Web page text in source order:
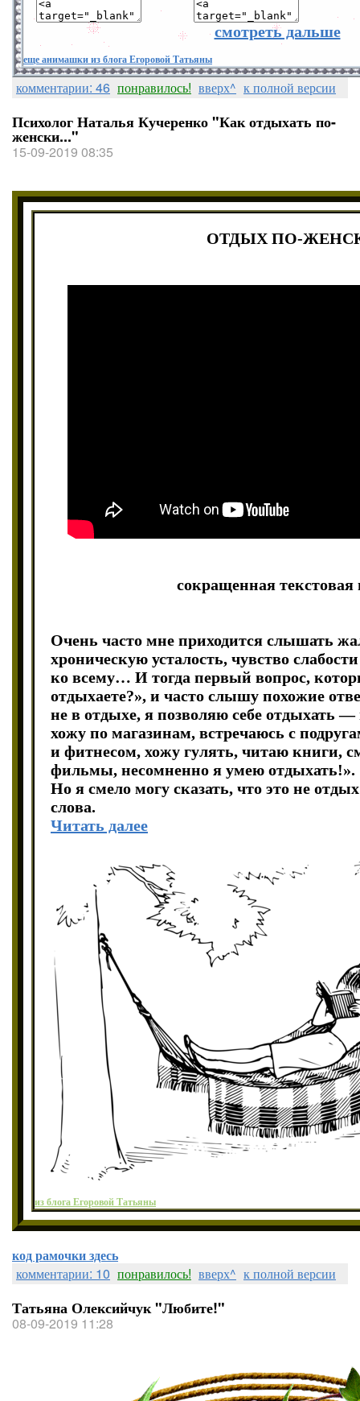
смотреть дальше
еще анимашки из блога Егоровой Татьяны
комментарии: 46 понравилось! вверх^ к полной версии
Психолог Наталья Кучеренко "Как отдыхать по-
женски..."
15-09-2019 08:35
ОТДЫХ ПО-
сокращенная текстовая
Очень часто мне приходится слышать
хроническую усталость, чувство
ко всему… И тогда первый вопрос,
отдыхаете?», и часто слышу похожие
не в отдыхе, я позволяю себе отдыхать —
хожу по магазинам, встречаюсь с
и фитнесом, хожу гулять, читаю книги,
фильмы, несомненно я умею отдыхать!».
Но я смело могу сказать, что это не
слова.
Читать далее
из блога Егоровой Татьяны
код рамочки здесь
комментарии: 10 понравилось! вверх^ к полной версии
Татьяна Олексийчук "Любите!"
08-09-2019 11:28